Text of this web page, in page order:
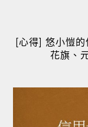
[心得] 悠小愷的
花旗、